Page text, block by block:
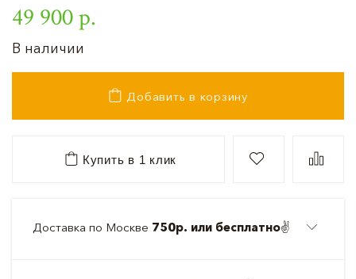
49 900 р.
В наличии
Добавить в корзину
Купить в 1 клик
Доставка по Москве 750р. или бесплатно✌️